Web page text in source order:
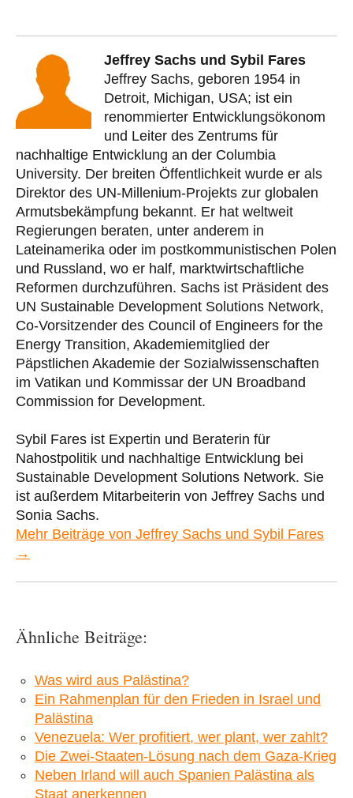
Jeffrey Sachs und Sybil Fares
Jeffrey Sachs, geboren 1954 in
Detroit, Michigan, USA; ist ein
renommierter Entwicklungsökonom
und Leiter des Zentrums für
nachhaltige Entwicklung an der Columbia
University. Der breiten Öffentlichkeit wurde er als
Direktor des UN-Millenium-Projekts zur globalen
Armutsbekämpfung bekannt. Er hat weltweit
Regierungen beraten, unter anderem in
Lateinamerika oder im postkommunistischen Polen
und Russland, wo er half, marktwirtschaftliche
Reformen durchzuführen. Sachs ist Präsident des
UN Sustainable Development Solutions Network,
Co-Vorsitzender des Council of Engineers for the
Energy Transition, Akademiemitglied der
Päpstlichen Akademie der Sozialwissenschaften
im Vatikan und Kommissar der UN Broadband
Commission for Development.
Sybil Fares ist Expertin und Beraterin für
Nahostpolitik und nachhaltige Entwicklung bei
Sustainable Development Solutions Network. Sie
ist außerdem Mitarbeiterin von Jeffrey Sachs und
Sonia Sachs.
Mehr Beiträge von Jeffrey Sachs und Sybil Fares
→
Ähnliche Beiträge:
Was wird aus Palästina?
Ein Rahmenplan für den Frieden in Israel und
Palästina
Venezuela: Wer profitiert, wer plant, wer zahlt?
Die Zwei-Staaten-Lösung nach dem Gaza-Krieg
Neben Irland will auch Spanien Palästina als
Staat anerkennen